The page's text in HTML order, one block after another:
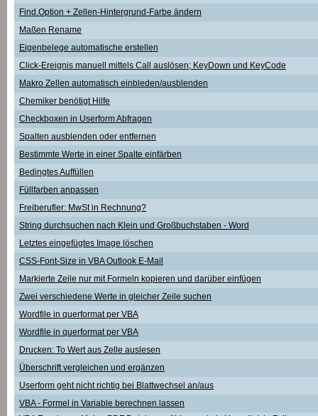
Find.Option + Zellen-Hintergrund-Farbe ändern
Maßen Rename
Eigenbelege automatische erstellen
Click-Ereignis manuell mittels Call auslösen; KeyDown und KeyCode
Makro Zellen automatisch einbleden/ausblenden
Chemiker benötigt Hilfe
Checkboxen in Userform Abfragen
Spalten ausblenden oder entfernen
Bestimmte Werte in einer Spalte einfärben
Bedingtes Auffüllen
Füllfarben anpassen
Freiberufler: MwSt in Rechnung?
String durchsuchen nach Klein und Großbuchstaben - Word
Letztes eingefügtes Image löschen
CSS-Font-Size in VBA Outlook E-Mail
Markierte Zeile nur mit Formeln kopieren und darüber einfügen
Zwei verschiedene Werte in gleicher Zeile suchen
Wordfile in querformat per VBA
Wordfile in querformat per VBA
Drucken: To Wert aus Zelle auslesen
Überschrift vergleichen und ergänzen
Userform geht nicht richtig bei Blattwechsel an/aus
VBA - Formel in Variable berechnen lassen